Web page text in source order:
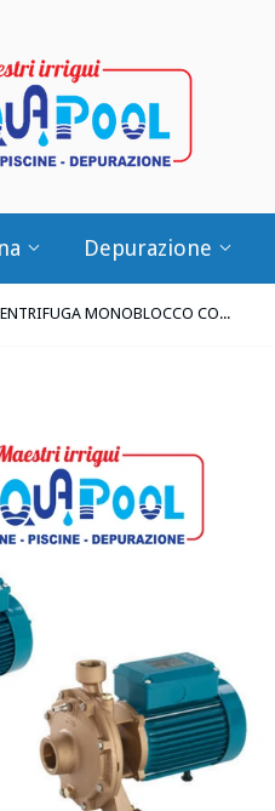
Depurazione
POMPA CENTRIFUGA MONOBLOCCO CON BOCCHE FILETTATE NM CALPEDA